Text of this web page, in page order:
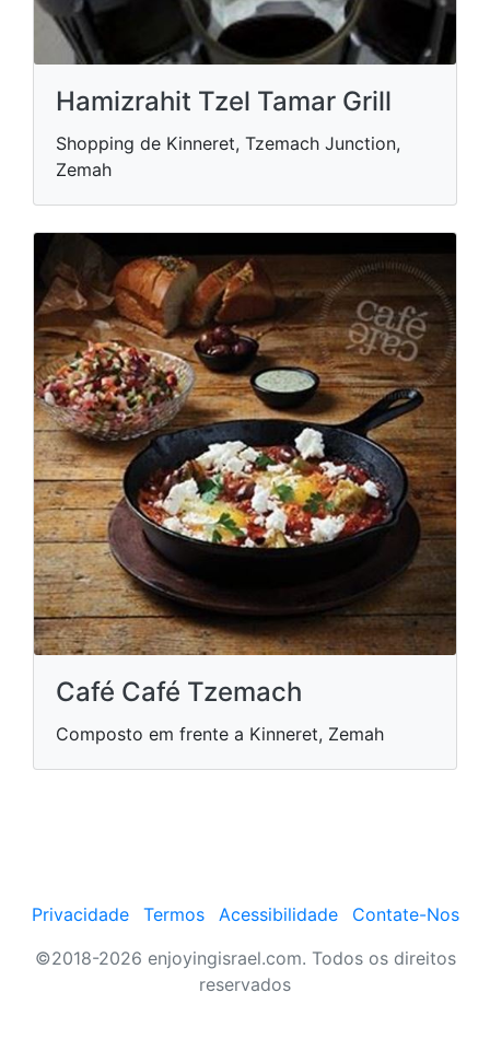
Hamizrahit Tzel Tamar Grill
Shopping de Kinneret, Tzemach Junction,
Zemah
Café Café Tzemach
Composto em frente a Kinneret, Zemah
Privacidade Termos Acessibilidade
Contate-Nos
©2018-2026 enjoyingisrael.com. Todos os direitos
reservados